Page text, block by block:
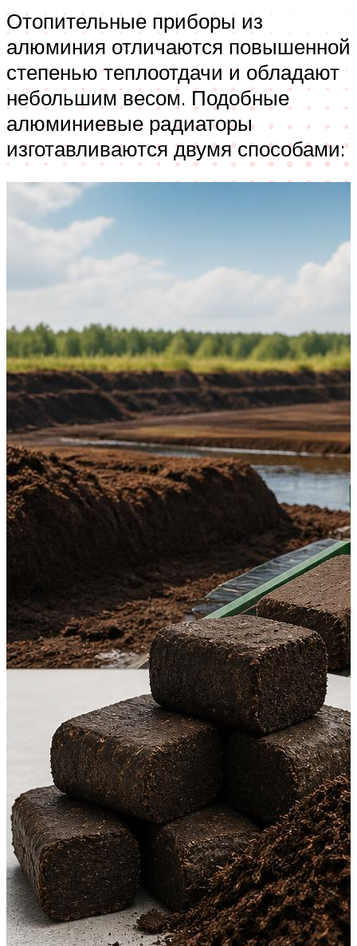
Отопительные приборы из
алюминия отличаются повышенной
степенью теплоотдачи и обладают
небольшим весом. Подобные
алюминиевые радиаторы
изготавливаются двумя способами: